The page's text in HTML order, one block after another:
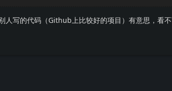
人写的代码（Github上比较好的项目）有意思，看